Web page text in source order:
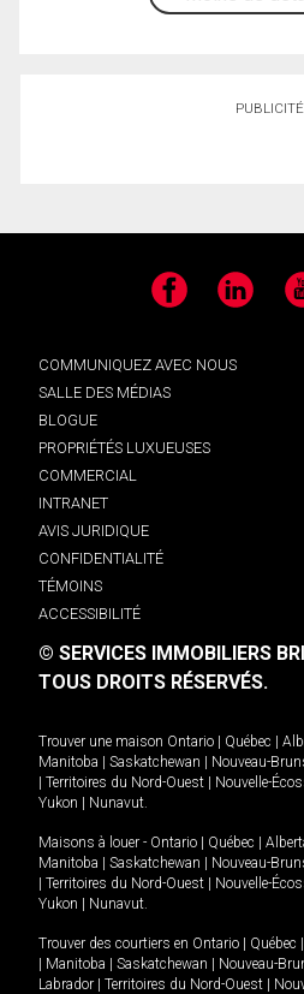
PUBLICITÉ
Facebook LinkedIn
COMMUNIQUEZ AVEC NOUS
SALLE DES MÉDIAS
BLOGUE
PROPRIÉTÉS LUXUEUSES
COMMERCIAL
INTRANET
AVIS JURIDIQUE
CONFIDENTIALITÉ
TÉMOINS
ACCESSIBILITÉ
© SERVICES IMMOBILIERS
TOUS DROITS RÉSERVÉS.
Trouver une maison Ontario Québec
Manitoba
Saskatchewan Nouveau-
Territoires du Nord-Ouest Nouvelle-
Yukon
Nunavut.
Maisons à louer - Ontario Québec
Manitoba
Saskatchewan Nouveau-
Territoires du Nord-Ouest Nouvelle-
Yukon
Nunavut.
Trouver des courtiers en Ontario Québec
Manitoba Saskatchewan Nouveau-
Labrador
Territoires du Nord-Ouest